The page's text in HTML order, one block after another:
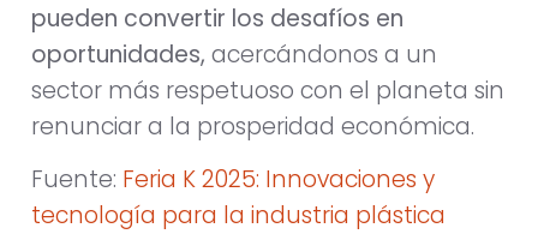
pueden convertir los desafíos en
oportunidades, acercándonos a un
sector más respetuoso con el planeta sin
renunciar a la prosperidad económica.
Fuente: Feria K 2025: Innovaciones y
tecnología para la industria plástica